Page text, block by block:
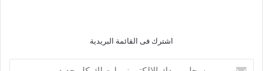
اشترك فى القائمة البريدية